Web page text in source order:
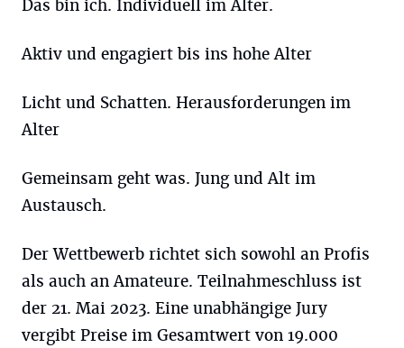
Das bin ich. Individuell im Alter.
Aktiv und engagiert bis ins hohe Alter
Licht und Schatten. Herausforderungen im
Alter
Gemeinsam geht was. Jung und Alt im
Austausch.
Der Wettbewerb richtet sich sowohl an Profis
als auch an Amateure. Teilnahmeschluss ist
der 21. Mai 2023. Eine unabhängige Jury
vergibt Preise im Gesamtwert von 19.000